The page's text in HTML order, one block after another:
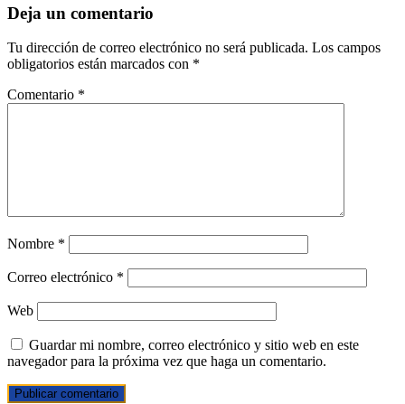
Deja un comentario
Tu dirección de correo electrónico no será publicada. Los campos
obligatorios están marcados con *
Comentario *
Nombre *
Correo electrónico *
Web
Guardar mi nombre, correo electrónico y sitio web en este
navegador para la próxima vez que haga un comentario.